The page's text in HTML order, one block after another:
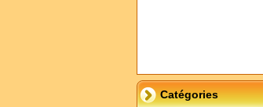
Catégories